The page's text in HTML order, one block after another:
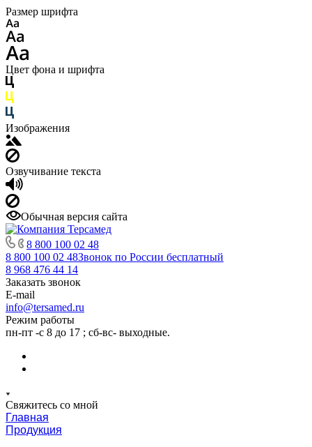
Размер шрифта
Цвет фона и шрифта
Изображения
Озвучивание текста
Обычная версия сайта
8 800 100 02 48
8 800 100 02 48Звонок по России бесплатный
8 968 476 44 14
Заказать звонок
E-mail
info@tersamed.ru
Режим работы
пн-пт -с 8 до 17 ; сб-вс- выходные.
Свяжитесь со мной
Главная
Продукция